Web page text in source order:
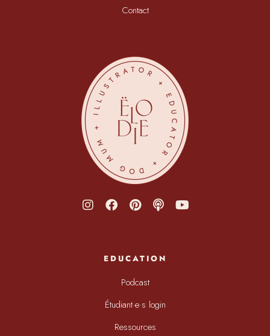
Contact
EDUCATION
Podcast
Étudiant·e·s login
Ressources